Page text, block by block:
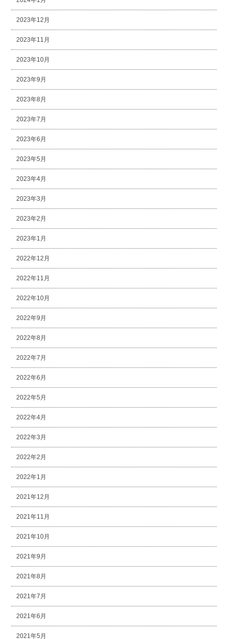
2023年12月
2023年11月
2023年10月
2023年9月
2023年8月
2023年7月
2023年6月
2023年5月
2023年4月
2023年3月
2023年2月
2023年1月
2022年12月
2022年11月
2022年10月
2022年9月
2022年8月
2022年7月
2022年6月
2022年5月
2022年4月
2022年3月
2022年2月
2022年1月
2021年12月
2021年11月
2021年10月
2021年9月
2021年8月
2021年7月
2021年6月
2021年5月